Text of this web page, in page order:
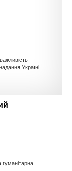
Україні
гуманітарна